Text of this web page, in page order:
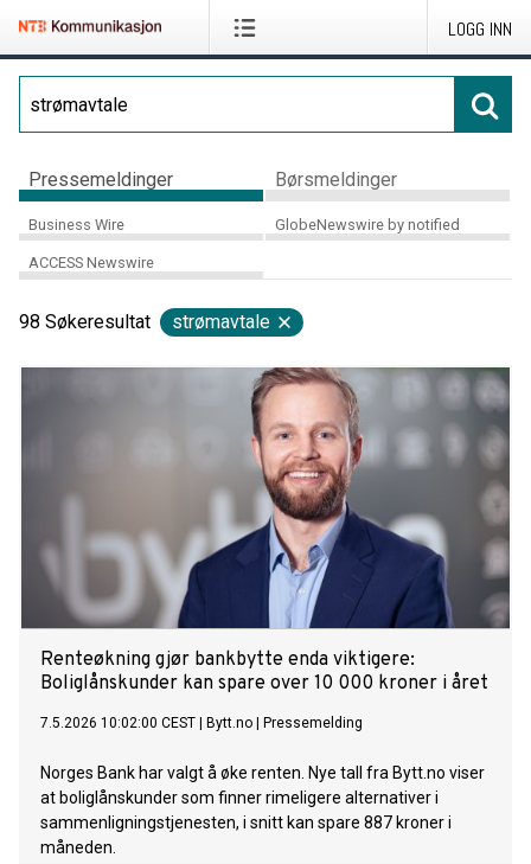
LOGG INN
Pressemeldinger Børsmeldinger
Business Wire GlobeNewswire by notified
ACCESS Newswire
98 Søkeresultat strømavtale
Renteøkning gjør bankbytte enda viktigere:
Boliglånskunder kan spare over 10 000 kroner i året
7.5.2026 10:02:00 CEST Bytt.no Pressemelding
Norges Bank har valgt å øke renten. Nye tall fra Bytt.no viser
at boliglånskunder som finner rimeligere alternativer i
sammenligningstjenesten, i snitt kan spare 887 kroner i
måneden.